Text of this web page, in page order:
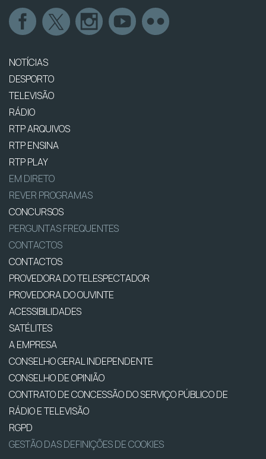
NOTÍCIAS
DESPORTO
TELEVISÃO
RÁDIO
RTP ARQUIVOS
RTP ENSINA
RTP PLAY
EM DIRETO
REVER PROGRAMAS
CONCURSOS
PERGUNTAS FREQUENTES
CONTACTOS
CONTACTOS
PROVEDORA DO TELESPECTADOR
PROVEDORA DO OUVINTE
ACESSIBILIDADES
SATÉLITES
A EMPRESA
CONSELHO GERAL INDEPENDENTE
CONSELHO DE OPINIÃO
CONTRATO DE CONCESSÃO DO SERVIÇO PÚBLICO DE
RÁDIO E TELEVISÃO
RGPD
GESTÃO DAS DEFINIÇÕES DE COOKIES